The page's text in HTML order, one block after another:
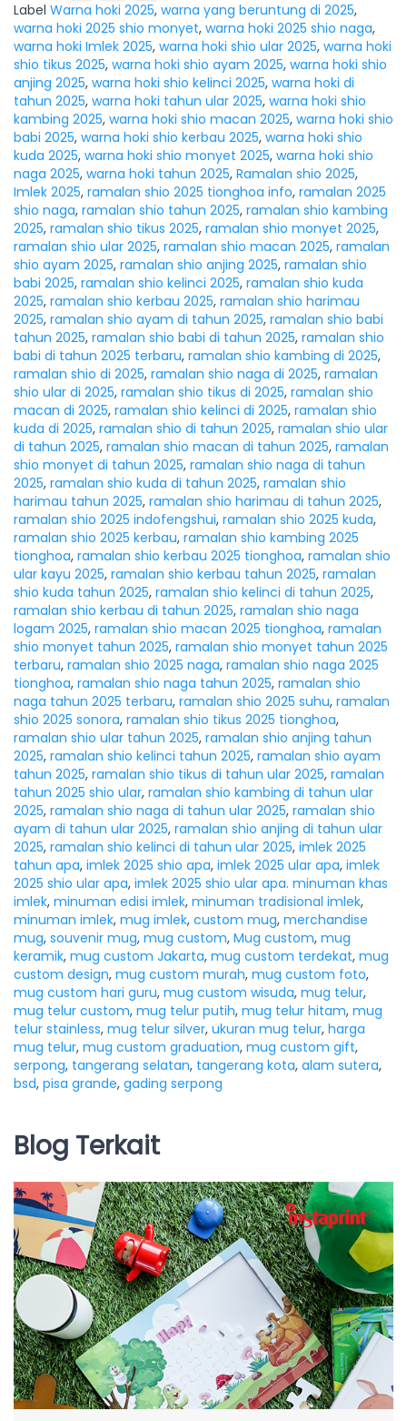
Label Warna hoki 2025, warna yang beruntung di 2025,
warna hoki 2025 shio monyet, warna hoki 2025 shio naga,
warna hoki Imlek 2025, warna hoki shio ular 2025, warna hoki
shio tikus 2025, warna hoki shio ayam 2025, warna hoki shio
anjing 2025, warna hoki shio kelinci 2025, warna hoki di
tahun 2025, warna hoki tahun ular 2025, warna hoki shio
kambing 2025, warna hoki shio macan 2025, warna hoki shio
babi 2025, warna hoki shio kerbau 2025, warna hoki shio
kuda 2025, warna hoki shio monyet 2025, warna hoki shio
naga 2025, warna hoki tahun 2025, Ramalan shio 2025,
Imlek 2025, ramalan shio 2025 tionghoa info, ramalan 2025
shio naga, ramalan shio tahun 2025, ramalan shio kambing
2025, ramalan shio tikus 2025, ramalan shio monyet 2025,
ramalan shio ular 2025, ramalan shio macan 2025, ramalan
shio ayam 2025, ramalan shio anjing 2025, ramalan shio
babi 2025, ramalan shio kelinci 2025, ramalan shio kuda
2025, ramalan shio kerbau 2025, ramalan shio harimau
2025, ramalan shio ayam di tahun 2025, ramalan shio babi
tahun 2025, ramalan shio babi di tahun 2025, ramalan shio
babi di tahun 2025 terbaru, ramalan shio kambing di 2025,
ramalan shio di 2025, ramalan shio naga di 2025, ramalan
shio ular di 2025, ramalan shio tikus di 2025, ramalan shio
macan di 2025, ramalan shio kelinci di 2025, ramalan shio
kuda di 2025, ramalan shio di tahun 2025, ramalan shio ular
di tahun 2025, ramalan shio macan di tahun 2025, ramalan
shio monyet di tahun 2025, ramalan shio naga di tahun
2025, ramalan shio kuda di tahun 2025, ramalan shio
harimau tahun 2025, ramalan shio harimau di tahun 2025,
ramalan shio 2025 indofengshui, ramalan shio 2025 kuda,
ramalan shio 2025 kerbau, ramalan shio kambing 2025
tionghoa, ramalan shio kerbau 2025 tionghoa, ramalan shio
ular kayu 2025, ramalan shio kerbau tahun 2025, ramalan
shio kuda tahun 2025, ramalan shio kelinci di tahun 2025,
ramalan shio kerbau di tahun 2025, ramalan shio naga
logam 2025, ramalan shio macan 2025 tionghoa, ramalan
shio monyet tahun 2025, ramalan shio monyet tahun 2025
terbaru, ramalan shio 2025 naga, ramalan shio naga 2025
tionghoa, ramalan shio naga tahun 2025, ramalan shio
naga tahun 2025 terbaru, ramalan shio 2025 suhu, ramalan
shio 2025 sonora, ramalan shio tikus 2025 tionghoa,
ramalan shio ular tahun 2025, ramalan shio anjing tahun
2025, ramalan shio kelinci tahun 2025, ramalan shio ayam
tahun 2025, ramalan shio tikus di tahun ular 2025, ramalan
tahun 2025 shio ular, ramalan shio kambing di tahun ular
2025, ramalan shio naga di tahun ular 2025, ramalan shio
ayam di tahun ular 2025, ramalan shio anjing di tahun ular
2025, ramalan shio kelinci di tahun ular 2025, imlek 2025
tahun apa, imlek 2025 shio apa, imlek 2025 ular apa, imlek
2025 shio ular apa, imlek 2025 shio ular apa. minuman khas
imlek, minuman edisi imlek, minuman tradisional imlek,
minuman imlek, mug imlek, custom mug, merchandise
mug, souvenir mug, mug custom, Mug custom, mug
keramik, mug custom Jakarta, mug custom terdekat, mug
custom design, mug custom murah, mug custom foto,
mug custom hari guru, mug custom wisuda, mug telur,
mug telur custom, mug telur putih, mug telur hitam, mug
telur stainless, mug telur silver, ukuran mug telur, harga
mug telur, mug custom graduation, mug custom gift,
serpong, tangerang selatan, tangerang kota, alam sutera,
bsd, pisa grande, gading serpong
Blog Terkait